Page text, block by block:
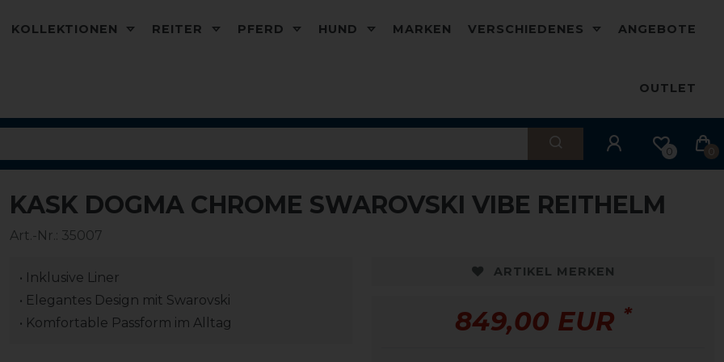
KOLLEKTIONEN REITER PFERD HUND MARKEN VERSCHIEDENES ANGEBOTE
OUTLET
0 0
KASK DOGMA CHROME SWAROVSKI VIBE REITHELM
Art.-Nr.: 35007
• Inklusive Liner
• Elegantes Design mit Swarovski
• Komfortable Passform im Alltag
ARTIKEL MERKEN
849,00 EUR *